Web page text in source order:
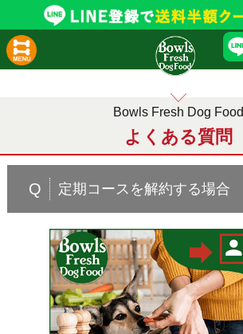
Bowls Fresh Dog Food
よくある質問
Q 定期コースを解約する場合